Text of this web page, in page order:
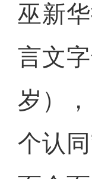
巫新
言文
岁）
个认